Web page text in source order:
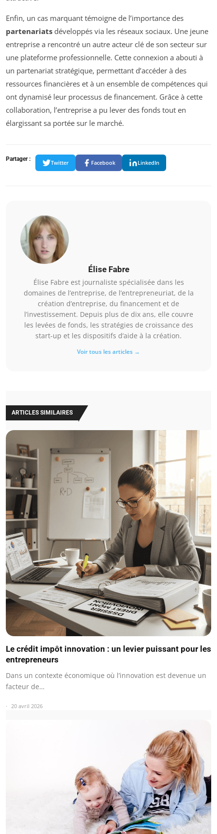
Enfin, un cas marquant témoigne de l’importance des
partenariats développés via les réseaux sociaux. Une jeune
entreprise a rencontré un autre acteur clé de son secteur sur
une plateforme professionnelle. Cette connexion a abouti à
un partenariat stratégique, permettant d’accéder à des
ressources financières et à un ensemble de compétences qui
ont dynamisé leur processus de financement. Grâce à cette
collaboration, l’entreprise a pu lever des fonds tout en
élargissant sa portée sur le marché.
Partager :
Twitter Facebook LinkedIn
Élise Fabre
Élise Fabre est journaliste spécialisée dans les
domaines de l’entreprise, de l’entrepreneuriat, de la
création d’entreprise, du financement et de
l’investissement. Depuis plus de dix ans, elle couvre
les levées de fonds, les stratégies de croissance des
start-up et les dispositifs d’aide à la création.
Voir tous les articles →
ARTICLES SIMILAIRES
Le crédit impôt innovation : un levier puissant pour les
entrepreneurs
Dans un contexte économique où l’innovation est devenue un
facteur de…
20 avril 2026